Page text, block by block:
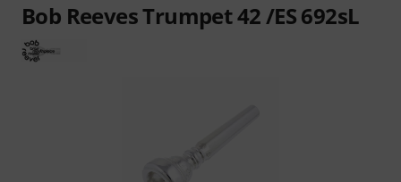
Bob Reeves Trumpet 42 /ES 692sL